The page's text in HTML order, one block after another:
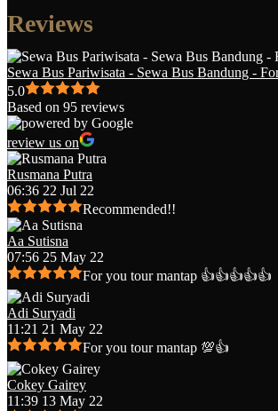
Reviews
Sewa Bus Pariwisata - Sewa Bus Bandung -
5.0
Based on 95 reviews
review us on
Rusmana Putra
06:36 22 Jul 22
Recommended!!
Aa Sutisna
07:56 25 May 22
For you tour mantap 👍👍👍👍👍
Adi Suryadi
11:21 21 May 22
For you tour mantap 💯👍
Cokey Gairey
11:39 13 May 22